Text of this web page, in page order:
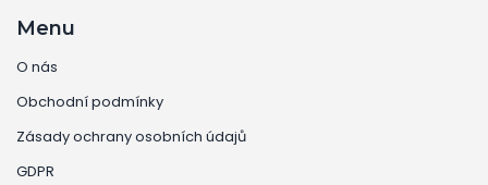
Menu
O nás
Obchodní podmínky
Zásady ochrany osobních údajů
GDPR